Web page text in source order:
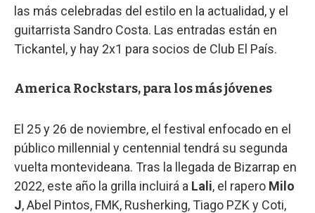
las más celebradas del estilo en la actualidad, y el
guitarrista Sandro Costa. Las entradas están en
Tickantel, y hay 2x1 para socios de Club El País.
America Rockstars, para los más jóvenes
El 25 y 26 de noviembre, el festival enfocado en el
público millennial y centennial tendrá su segunda
vuelta montevideana. Tras la llegada de Bizarrap en
2022, este año la grilla incluirá a Lali, el rapero Milo
J, Abel Pintos, FMK, Rusherking, Tiago PZK y Coti,